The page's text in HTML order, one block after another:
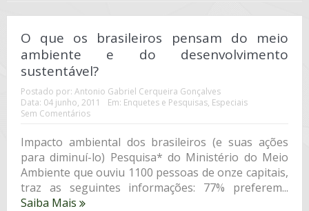
O que os brasileiros pensam do meio
ambiente e do desenvolvimento
sustentável?
Postado por: Antonio Gabriel Cerqueira Gonçalves
Data: 04 junho, 2011 Em: Enquetes e Pesquisas, Especiais
Sem Comentários
Impacto ambiental dos brasileiros (e suas ações
para diminuí-lo) Pesquisa* do Ministério do Meio
Ambiente que ouviu 1100 pessoas de onze capitais,
traz as seguintes informações: 77% preferem...
Saiba Mais